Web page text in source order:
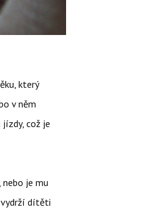
který
v něm
což je
je mu
vydrží dítěti